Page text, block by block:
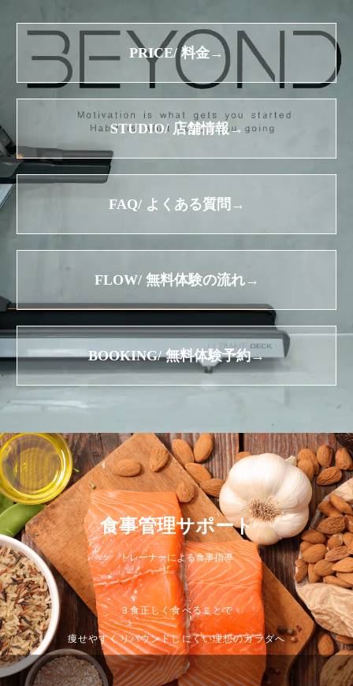
PRICE/ 料金→
STUDIO/ 店舗情報→
FAQ/ よくある質問→
FLOW/ 無料体験の流れ→
BOOKING/ 無料体験予約→
食事管理サポート
トレーナーによる食事指導
３食正しく食べることで
痩せやすくリバウンドしにくい理想のカラダへ